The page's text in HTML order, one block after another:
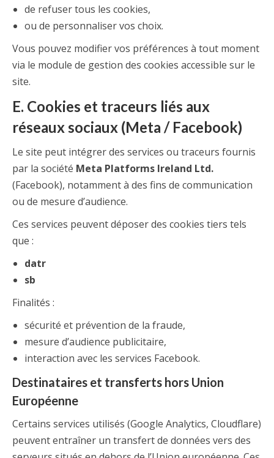
de refuser tous les cookies,
ou de personnaliser vos choix.
Vous pouvez modifier vos préférences à tout moment
via le module de gestion des cookies accessible sur le
site.
E. Cookies et traceurs liés aux
réseaux sociaux (Meta / Facebook)
Le site peut intégrer des services ou traceurs fournis
par la société Meta Platforms Ireland Ltd.
(Facebook), notamment à des fins de communication
ou de mesure d’audience.
Ces services peuvent déposer des cookies tiers tels
que :
datr
sb
Finalités :
sécurité et prévention de la fraude,
mesure d’audience publicitaire,
interaction avec les services Facebook.
Destinataires et transferts hors Union
Européenne
Certains services utilisés (Google Analytics, Cloudflare)
peuvent entraîner un transfert de données vers des